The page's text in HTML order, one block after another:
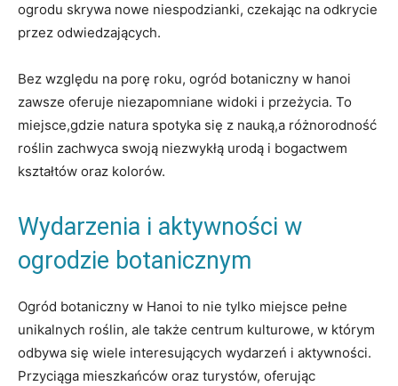
ogrodu skrywa nowe niespodzianki, czekając na odkrycie
przez odwiedzających.
Bez względu na porę roku, ogród botaniczny w hanoi
zawsze oferuje niezapomniane widoki i przeżycia. To
miejsce,gdzie natura spotyka się z nauką,a różnorodność
roślin zachwyca swoją niezwykłą urodą i bogactwem
kształtów oraz kolorów.
Wydarzenia i aktywności w
ogrodzie botanicznym
Ogród botaniczny w Hanoi to nie tylko miejsce pełne
unikalnych roślin, ale także centrum kulturowe, w którym
odbywa się wiele interesujących wydarzeń i aktywności.
Przyciąga mieszkańców oraz turystów, oferując